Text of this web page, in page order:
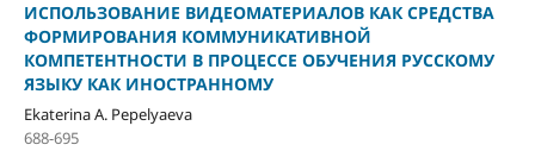
ИСПОЛЬЗОВАНИЕ ВИДЕОМАТЕРИАЛОВ КАК СРЕДСТВА
ФОРМИРОВАНИЯ КОММУНИКАТИВНОЙ
КОМПЕТЕНТНОСТИ В ПРОЦЕССЕ ОБУЧЕНИЯ РУССКОМУ
ЯЗЫКУ КАК ИНОСТРАННОМУ
Ekaterina A. Pepelyaeva
688-695